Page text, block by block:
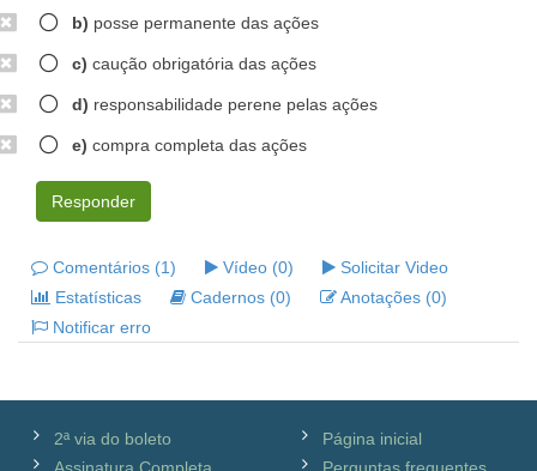
b) posse permanente das ações
c) caução obrigatória das ações
d) responsabilidade perene pelas ações
e) compra completa das ações
Responder
Comentários (1) Vídeo (0)
Solicitar Video
Estatísticas
Cadernos (0)
Anotações (0)
Notificar erro
2ª via do boleto
Página inicial